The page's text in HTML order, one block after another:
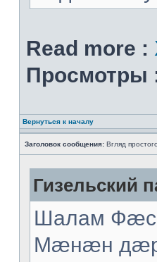
Read more :
Просмотры
Вернуться к началу
Заголовок сообщения: Вгляд
Гизельский
Шалам
Мæнæн дæр